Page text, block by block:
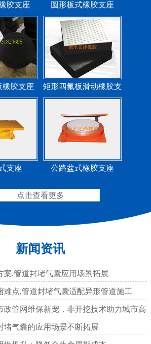
胶支座 圆形板式橡胶支座
橡胶支座
矩形四氟板滑动橡胶支
座
支座 公路盆式橡胶支座
支座
C40、60、80型桥梁伸
型桥梁伸缩E40、60、80型桥梁伸缩
点击查看更多
新闻资讯
案,管道封堵气囊应用场景拓展
难点,管道封堵气囊适配异形管道施工
政管网维保新宠，非开挖技术助力城市高
堵气囊的应用场景不断拓展